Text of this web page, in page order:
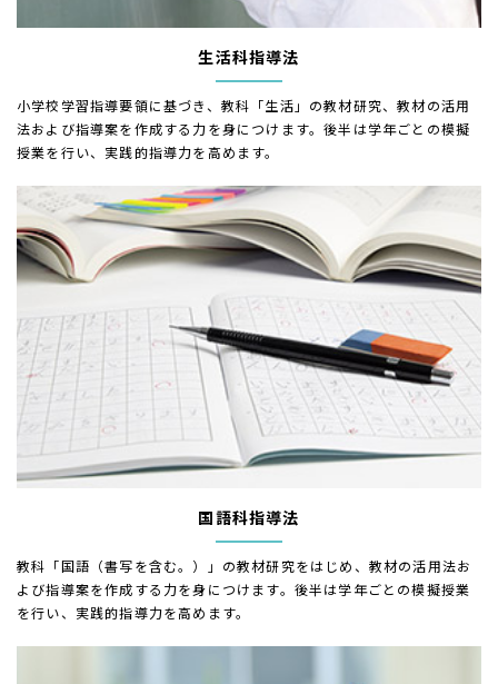
生活科指導法
小学校学習指導要領に基づき、教科「生活」の教材研究、教材の活用
法および指導案を作成する力を身につけます。後半は学年ごとの模擬
授業を行い、実践的指導力を高めます。
国語科指導法
教科「国語（書写を含む。）」の教材研究をはじめ、教材の活用法お
よび指導案を作成する力を身につけます。後半は学年ごとの模擬授業
を行い、実践的指導力を高めます。